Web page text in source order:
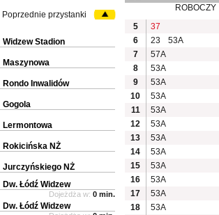
ROBOCZY
5
37
6
23
53A
7
57A
8
53A
9
53A
10
53A
11
53A
12
53A
13
53A
14
53A
15
53A
16
53A
17
53A
18
53A
Poprzednie przystanki
Widzew Stadion
Maszynowa
Rondo Inwalidów
Gogola
Lermontowa
Rokicińska NŻ
Jurczyńskiego NŻ
Dw. Łódź Widzew
Dojeżdża w: 0 min.
Dw. Łódź Widzew